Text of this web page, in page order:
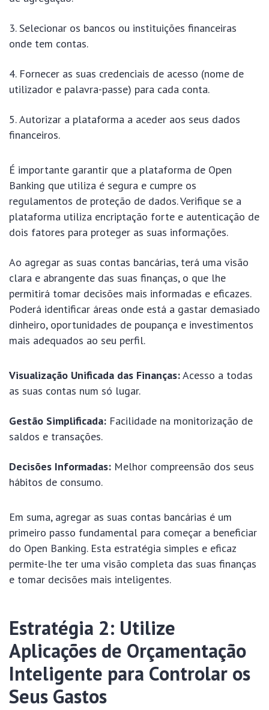
Selecionar os bancos ou instituições financeiras
onde tem contas.
Fornecer as suas credenciais de acesso (nome de
utilizador e palavra-passe) para cada conta.
Autorizar a plataforma a aceder aos seus dados
financeiros.
É importante garantir que a plataforma de Open
Banking que utiliza é segura e cumpre os
regulamentos de proteção de dados. Verifique se a
plataforma utiliza encriptação forte e autenticação de
dois fatores para proteger as suas informações.
Ao agregar as suas contas bancárias, terá uma visão
clara e abrangente das suas finanças, o que lhe
permitirá tomar decisões mais informadas e eficazes.
Poderá identificar áreas onde está a gastar demasiado
dinheiro, oportunidades de poupança e investimentos
mais adequados ao seu perfil.
Visualização Unificada das Finanças:Acesso a todas
as suas contas num só lugar.
Gestão Simplificada: Facilidade na monitorização de
saldos e transações.
Decisões Informadas: Melhor compreensão dos seus
hábitos de consumo.
Em suma, agregar as suas contas bancárias é um
primeiro passo fundamental para começar a beneficiar
do Open Banking. Esta estratégia simples e eficaz
permite-lhe ter uma visão completa das suas finanças
e tomar decisões mais inteligentes.
Estratégia 2: Utilize
Aplicações de Orçamentação
Inteligente para Controlar os
Seus Gastos